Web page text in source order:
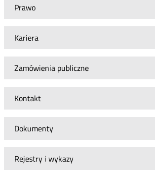
Prawo
Kariera
Zamówienia publiczne
Kontakt
Dokumenty
Rejestry i wykazy